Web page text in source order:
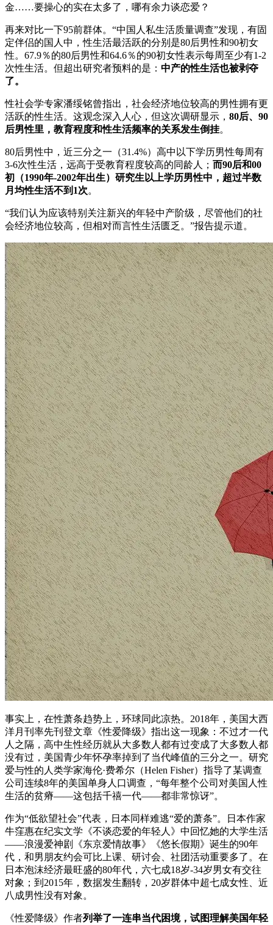
金……要操心的实在太多了，哪有余力谈恋爱？
再来对比一下95前群体。“中国人私生活质量调查”发现，有固
定伴侣的国人中，性生活最活跃的分别是80后男性和90初女
性。67.9％的80后男性和64.6％的90初女性表示每周至少有1-2
次性生活。但超出研究者预料的是： 中产的性生活也被剥夺
了。
性社会学专家潘绥铭曾指出，社会经济地位较高的男性拥有更
活跃的性生活。这观念深入人心，但这次调研显示， 80后、90
后男性里，教育程度和性生活频率的关系发生倒挂。
80后男性中，近三分之一（31.4%）高中以下学历男性每周有
3-6次性生活，远高于受教育程度较高的同龄人； 而90后和00
初（1990年-2002年出生）研究生以上学历男性中，超过半数
月均性生活不到1次。
“我们认为应该特别关注新兴的年轻中产阶级，尽管他们的社
会经济地位较高，但相对而言性生活匮乏。”报告提示道。
事实上，在性萧条趋势上，环球同此凉热。2018年，美国大西
洋月刊率先刊登文章《性爱降级》指出这一现象：不过才一代
人之隔，高中生性经历就从大多数人都有过变成了大多数人都
没有过，美国青少年怀孕率掉到了当代峰值的三分之一。研究
爱与性的人类学家海伦·费希尔（Helen Fisher）指导了某调查
公司连续8年的美国单身人口调查，“每年整个公司对美国人性
生活的贫瘠——这包括千禧一代——都非常惊讶”。
作为“低欲望社会”代表，日本同样难逃“爱的萧条”。日本作家
牛窪惠在纪实文学《不谈恋爱的年轻人》中回忆她的大学生活
——浪漫爱神剧《东京爱情故事》《悠长假期》诞生的90年
代，和男朋友约会可比上课、研讨会、社团活动重要多了。在
日本泡沫经济最旺盛的80年代，六七成18岁-34岁男女有交往
对象；到2015年，数据发生翻转，20岁群体中超七成女性、近
八成男性没有对象。
《性爱降级》作者列举了一连串当代困境，试图理解美国年轻